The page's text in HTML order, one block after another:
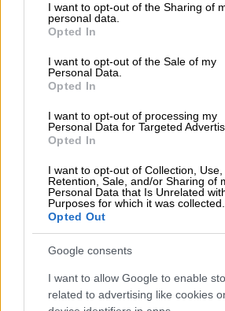
not limited to your visit or usage
grant or deny consent to Google and its
use your data for below specified
consent section.
I want to opt-out of the Sharing of
personal data.
Opted In
I want to opt-out of the Sale of my
Personal Data.
Opted In
I want to opt-out of processing my
Personal Data for Targeted
Opted In
I want to opt-out of Collection, Use,
Retention, Sale, and/or Sharing of
Personal Data that Is Unrelated
Purposes for which it was collected.
Opted Out
Google consents
I want to allow Google to enable
related to advertising like cookies
Ελλάδα|13.08.2025 12:35
Ιεράπετρα:
που εγκλωβίστηκε σε
από τροχαίο -
νοσοκομείο
Οι παραβάσεις
Σύμφωνα με την ίδια
ενδιαφέρον στη
ότι η γνωστή επιχείρηση
έχει διασυνδέσει το POS με
μηχανή, και να μην έχει